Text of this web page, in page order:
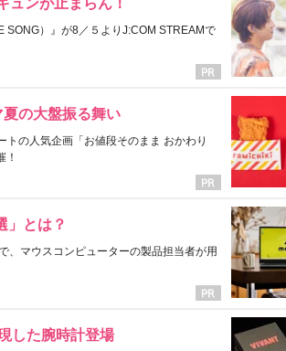
ュンが止まらん！
SONG）』が8／５よりJ:COM STREAMで
の大盤振る舞い
の人気企画「お値段そのまま おかわり
！
」とは？
、マウスコンピューターの製品担当者が用
した腕時計登場